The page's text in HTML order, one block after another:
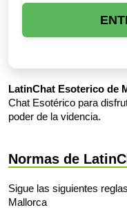
LatinChat Esoterico de
Chat Esotérico para
poder de la videncia.
Normas de
Sigue las siguientes
Mallorca